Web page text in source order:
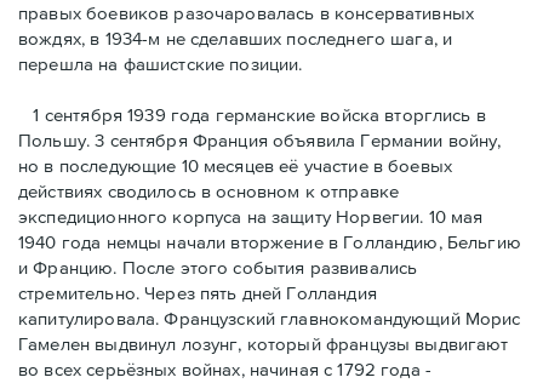
правых боевиков разочаровалась в консервативных
вождях, в 1934-м не сделавших последнего шага, и
перешла на фашистские позиции.
1 сентября 1939 года германские войска вторглись в
Польшу. 3 сентября Франция объявила Германии войну,
но в последующие 10 месяцев её участие в боевых
действиях сводилось в основном к отправке
экспедиционного корпуса на защиту Норвегии. 10 мая
1940 года немцы начали вторжение в Голландию, Бельгию
и Францию. После этого события развивались
стремительно. Через пять дней Голландия
капитулировала. Французский главнокомандующий Морис
Гамелен выдвинул лозунг, который французы выдвигают
во всех серьёзных войнах, начиная с 1792 года -